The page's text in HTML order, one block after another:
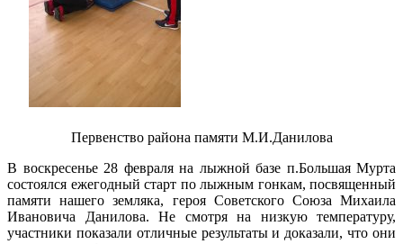
Первенство района памяти М.И.Данилова
В воскресенье 28 февраля на лыжной базе п.Большая Мурта
состоялся ежегодный старт по лыжным гонкам, посвященный
памяти нашего земляка, героя Советского Союза Михаила
Ивановича Данилова. Не смотря на низкую температуру,
участники показали отличные результаты и доказали, что они